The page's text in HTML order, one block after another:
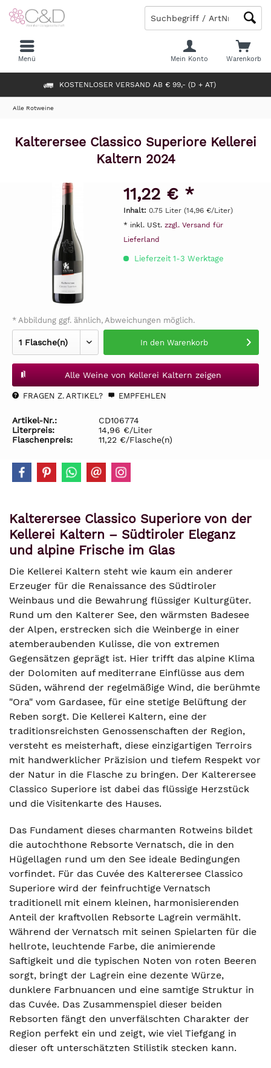
KOSTENLOSER VERSAND AB € 99,- (D + AT)
Warenkorb
Mein Konto
Menü
Alle Rotweine
Kalterersee Classico Superiore Kellerei
Kaltern 2024
11,22 € *
Inhalt: 0.75 Liter (14,96 €/Liter)
* inkl. USt. zzgl. Versand für
Lieferland
Lieferzeit 1-3 Werktage
* Abbildung ggf. ähnlich, Abweichungen möglich.
In den Warenkorb
Alle Weine von Kellerei Kaltern zeigen
FRAGEN Z. ARTIKEL? EMPFEHLEN
Artikel-Nr.:
CD106774
Literpreis:
14,96 €/Liter
Flaschenpreis:
11,22 €/Flasche(n)
Kalterersee Classico Superiore von der
Kellerei Kaltern – Südtiroler Eleganz
und alpine Frische im Glas
Die Kellerei Kaltern steht wie kaum ein anderer
Erzeuger für die Renaissance des Südtiroler
Weinbaus und die Bewahrung flüssiger Kulturgüter.
Rund um den Kalterer See, den wärmsten Badesee
der Alpen, erstrecken sich die Weinberge in einer
atemberaubenden Kulisse, die von extremen
Gegensätzen geprägt ist. Hier trifft das alpine Klima
der Dolomiten auf mediterrane Einflüsse aus dem
Süden, während der regelmäßige Wind, die berühmte
"Ora" vom Gardasee, für eine stetige Belüftung der
Reben sorgt. Die Kellerei Kaltern, eine der
traditionsreichsten Genossenschaften der Region,
versteht es meisterhaft, diese einzigartigen Terroirs
mit handwerklicher Präzision und tiefem Respekt vor
der Natur in die Flasche zu bringen. Der Kalterersee
Classico Superiore ist dabei das flüssige Herzstück
und die Visitenkarte des Hauses.
Das Fundament dieses charmanten Rotweins bildet
die autochthone Rebsorte Vernatsch, die in den
Hügellagen rund um den See ideale Bedingungen
vorfindet. Für das Cuvée des Kalterersee Classico
Superiore wird der feinfruchtige Vernatsch
traditionell mit einem kleinen, harmonisierenden
Anteil der kraftvollen Rebsorte Lagrein vermählt.
Während der Vernatsch mit seinen Spielarten für die
hellrote, leuchtende Farbe, die animierende
Saftigkeit und die typischen Noten von roten Beeren
sorgt, bringt der Lagrein eine dezente Würze,
dunklere Farbnuancen und eine samtige Struktur in
das Cuvée. Das Zusammenspiel dieser beiden
Rebsorten fängt den unverfälschten Charakter der
Region perfekt ein und zeigt, wie viel Tiefgang in
dieser oft unterschätzten Stilistik stecken kann.